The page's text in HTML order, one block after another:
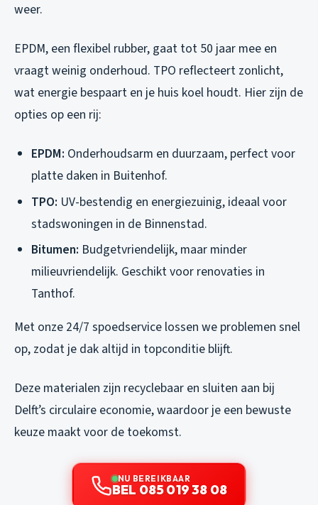
weer.
EPDM, een flexibel rubber, gaat tot 50 jaar mee en
vraagt weinig onderhoud. TPO reflecteert zonlicht,
wat energie bespaart en je huis koel houdt. Hier zijn de
opties op een rij:
EPDM: Onderhoudsarm en duurzaam, perfect voor
platte daken in Buitenhof.
TPO: UV-bestendig en energiezuinig, ideaal voor
stadswoningen in de Binnenstad.
Bitumen: Budgetvriendelijk, maar minder
milieuvriendelijk. Geschikt voor renovaties in
Tanthof.
Met onze 24/7 spoedservice lossen we problemen snel
op, zodat je dak altijd in topconditie blijft.
Deze materialen zijn recyclebaar en sluiten aan bij
Delft’s circulaire economie, waardoor je een bewuste
keuze maakt voor de toekomst.
NU BEREIKBAAR
BEL 085 019 38 08